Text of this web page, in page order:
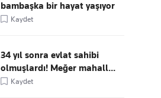
bambaşka bir hayat yaşıyor
Kaydet
34 yıl sonra evlat sahibi
olmuşlardı! Meğer mahall...
Kaydet